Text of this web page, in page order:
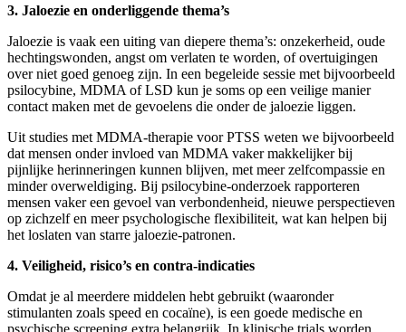
3. Jaloezie en onderliggende thema’s
Jaloezie is vaak een uiting van diepere thema’s: onzekerheid, oude
hechtingswonden, angst om verlaten te worden, of overtuigingen
over niet goed genoeg zijn. In een begeleide sessie met bijvoorbeeld
psilocybine, MDMA of LSD kun je soms op een veilige manier
contact maken met de gevoelens die onder de jaloezie liggen.
Uit studies met MDMA-therapie voor PTSS weten we bijvoorbeeld
dat mensen onder invloed van MDMA vaker makkelijker bij
pijnlijke herinneringen kunnen blijven, met meer zelfcompassie en
minder overweldiging. Bij psilocybine-onderzoek rapporteren
mensen vaker een gevoel van verbondenheid, nieuwe perspectieven
op zichzelf en meer psychologische flexibiliteit, wat kan helpen bij
het loslaten van starre jaloezie-patronen.
4. Veiligheid, risico’s en contra-indicaties
Omdat je al meerdere middelen hebt gebruikt (waaronder
stimulanten zoals speed en cocaïne), is een goede medische en
psychische screening extra belangrijk. In klinische trials worden